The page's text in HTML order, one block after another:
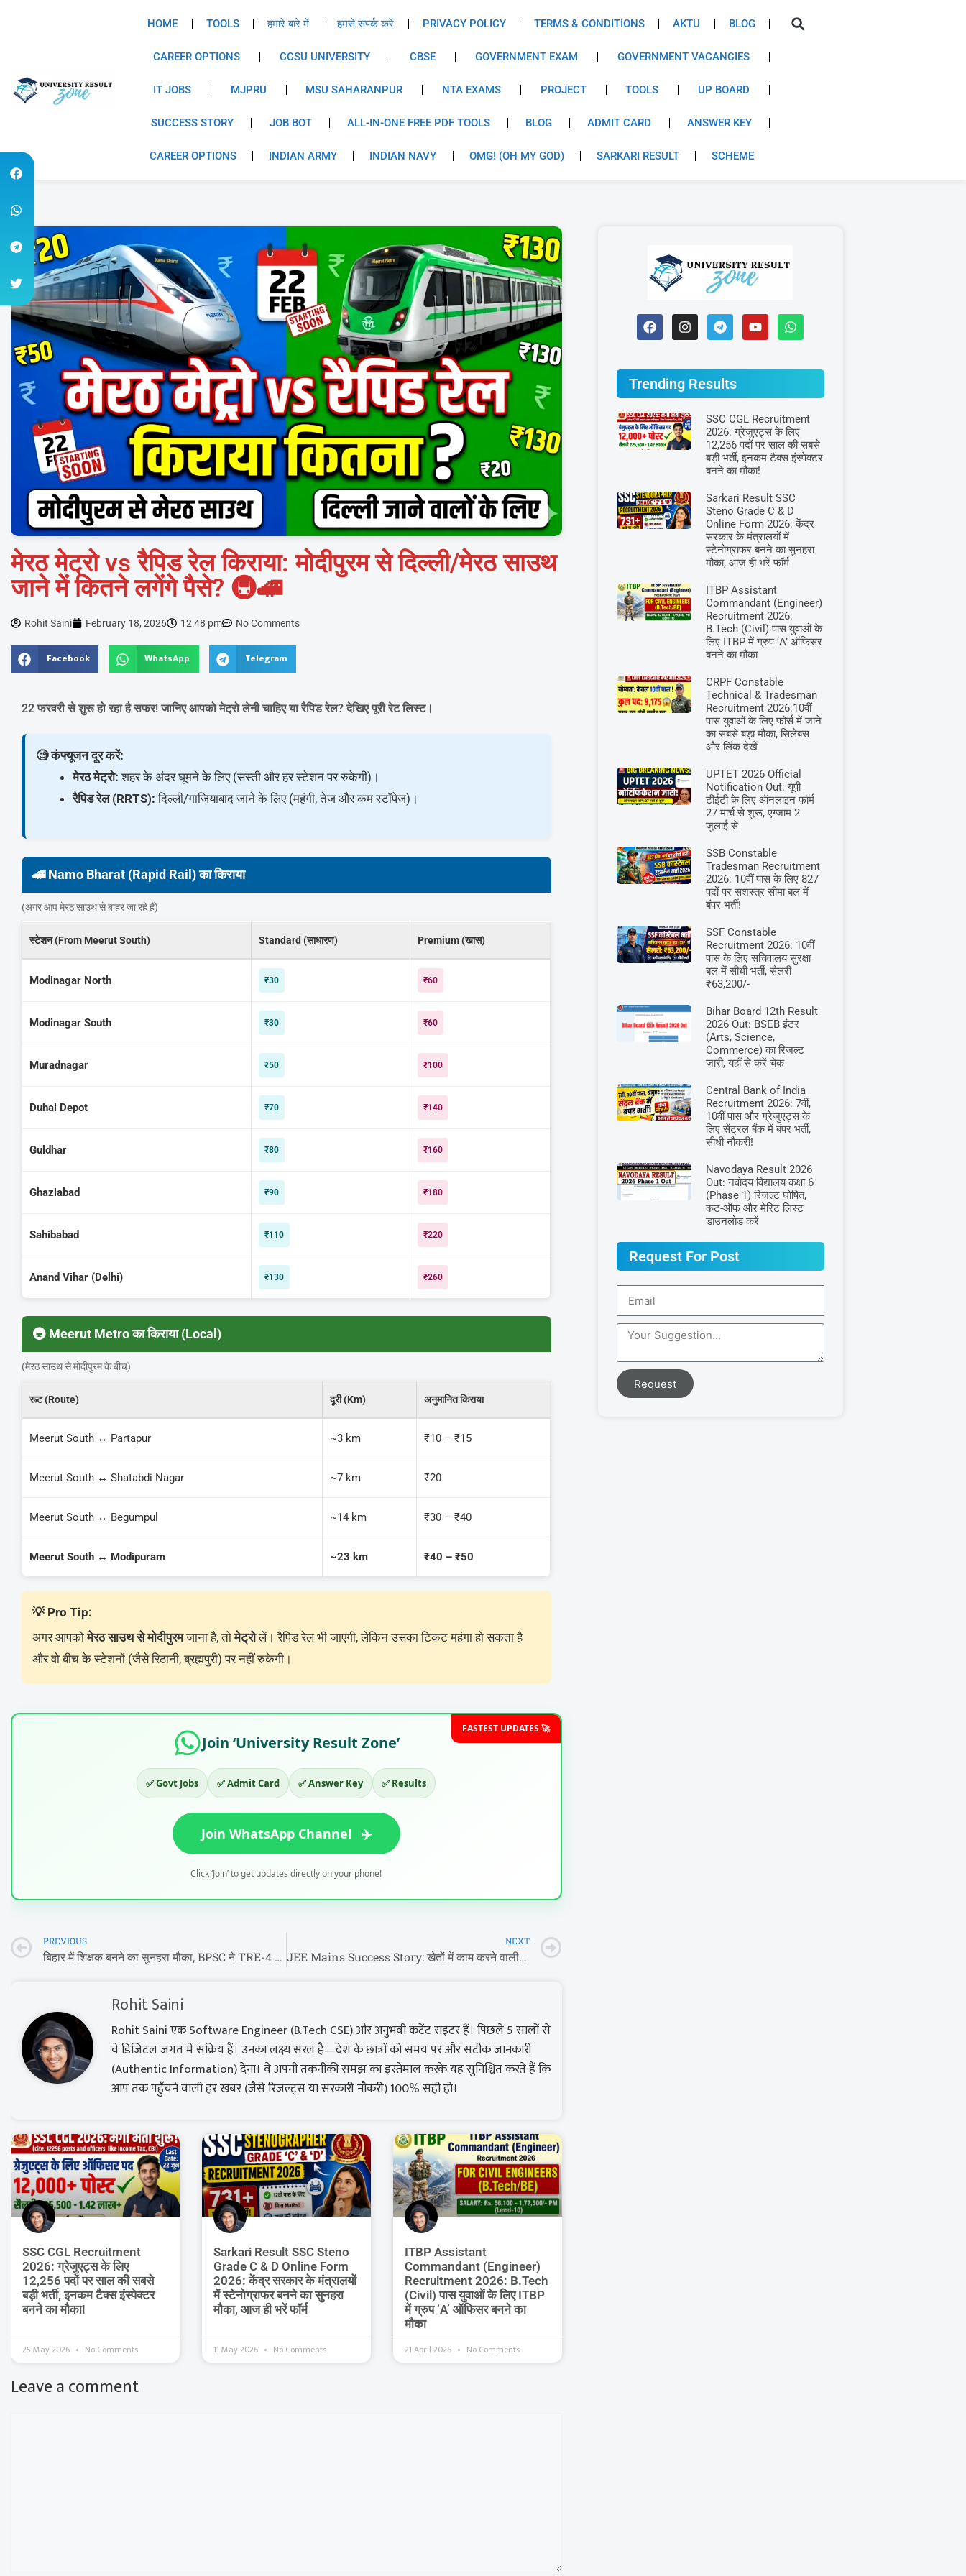
HOME TOOLS हमारे बारे में हमसे संपर्क करें PRIVACY POLICY TERMS & CONDITIONS AKTU BLOG
CAREER OPTIONS CCSU UNIVERSITY CBSE GOVERNMENT EXAM GOVERNMENT VACANCIES
IT JOBS MJPRU MSU SAHARANPUR NTA EXAMS PROJECT TOOLS UP BOARD
SUCCESS STORY JOB BOT ALL-IN-ONE FREE PDF TOOLS BLOG ADMIT CARD ANSWER KEY
CAREER OPTIONS INDIAN ARMY INDIAN NAVY OMG! (OH MY GOD) SARKARI RESULT SCHEME
मेरठ मेट्रो vs रैपिड रेल किराया: मोदीपुरम से दिल्ली/मेरठ साउथ
जाने में कितने लगेंगे पैसे? 🚇🚄
Rohit Saini February 18, 2026 12:48 pm No Comments
Facebook WhatsApp Telegram
22 फरवरी से शुरू हो रहा है सफर! जानिए आपको मेट्रो लेनी चाहिए या रैपिड रेल? देखिए पूरी रेट लिस्ट।
🧐 कंफ्यूजन दूर करें:
मेरठ मेट्रो: शहर के अंदर घूमने के लिए (सस्ती और हर स्टेशन पर रुकेगी)।
रैपिड रेल (RRTS): दिल्ली/गाजियाबाद जाने के लिए (महंगी, तेज और कम स्टॉपेज)।
🚄 Namo Bharat (Rapid Rail) का किराया
(अगर आप मेरठ साउथ से बाहर जा रहे हैं)
स्टेशन (From Meerut South) Standard (साधारण) Premium (खास)
Modinagar North ₹30 ₹60
Modinagar South ₹30 ₹60
Muradnagar ₹50 ₹100
Duhai Depot ₹70 ₹140
Guldhar ₹80 ₹160
Ghaziabad ₹90 ₹180
Sahibabad ₹110 ₹220
Anand Vihar (Delhi) ₹130 ₹260
🚇 Meerut Metro का किराया (Local)
(मेरठ साउथ से मोदीपुरम के बीच)
रूट (Route) दूरी (Km) अनुमानित किराया
Meerut South ↔ Partapur ~3 km ₹10 – ₹15
Meerut South ↔ Shatabdi Nagar ~7 km ₹20
Meerut South ↔ Begumpul ~14 km ₹30 – ₹40
Meerut South ↔ Modipuram ~23 km ₹40 – ₹50
💡 Pro Tip:
अगर आपकोमेरठ साउथ से मोदीपुरमजाना है, तोमेट्रोलें। रैपिड रेल भी जाएगी, लेकिन उसका टिकट महंगा हो सकता है
और वो बीच के स्टेशनों (जैसे रिठानी, ब्रह्मपुरी) पर नहीं रुकेगी।
FASTEST UPDATES 🚀
Join ‘University Result Zone’
✅ Govt Jobs ✅ Admit Card ✅ Answer Key ✅ Results
Join WhatsApp Channel ✈️
Click ‘Join’ to get updates directly on your phone!
PREVIOUS
बिहार में शिक्षक बनने का सुनहरा मौका, BPSC ने TRE-4 परीक्षा का शेड्यूल किया जारी
NEXT
JEE Mains Success Story: खेतों में काम करने वाली रोहिणी अब बनेंगी इंजीनियर, NIT में मिला दाखिला
Rohit Saini
Rohit Saini एक Software Engineer (B.Tech CSE) और अनुभवी कंटेंट राइटर हैं। पिछले 5 सालों से
वे डिजिटल जगत में सक्रिय हैं। उनका लक्ष्य सरल है—देश के छात्रों को समय पर और सटीक जानकारी
(Authentic Information) देना। वे अपनी तकनीकी समझ का इस्तेमाल करके यह सुनिश्चित करते हैं कि
आप तक पहुँचने वाली हर खबर (जैसे रिजल्ट्स या सरकारी नौकरी) 100% सही हो।
SSC CGL Recruitment
2026: ग्रेजुएट्स के लिए
12,256 पदों पर साल की सबसे
बड़ी भर्ती, इनकम टैक्स इंस्पेक्टर
बनने का मौका!
25 May 2026 No Comments
Sarkari Result SSC Steno
Grade C & D Online Form
2026: केंद्र सरकार के मंत्रालयों
में स्टेनोग्राफर बनने का सुनहरा
मौका, आज ही भरें फॉर्म
11 May 2026 No Comments
ITBP Assistant
Commandant (Engineer)
Recruitment 2026: B.Tech
(Civil) पास युवाओं के लिए ITBP
में ग्रुप ‘A’ ऑफिसर बनने का
मौका
21 April 2026
No Comments
Leave a comment
Trending Results
SSC CGL Recruitment
2026: ग्रेजुएट्स के लिए
12,256 पदों पर साल की सबसे
बड़ी भर्ती, इनकम टैक्स इंस्पेक्टर
बनने का मौका!
Sarkari Result SSC
Steno Grade C & D
Online Form 2026: केंद्र
सरकार के मंत्रालयों में
स्टेनोग्राफर बनने का सुनहरा
मौका, आज ही भरें फॉर्म
ITBP Assistant
Commandant (Engineer)
Recruitment 2026:
B.Tech (Civil) पास युवाओं के
लिए ITBP में ग्रुप ‘A’ ऑफिसर
बनने का मौका
CRPF Constable
Technical & Tradesman
Recruitment 2026:10वीं
पास युवाओं के लिए फोर्स में जाने
का सबसे बड़ा मौका, सिलेबस
और लिंक देखें
UPTET 2026 Official
Notification Out: यूपी
टीईटी के लिए ऑनलाइन फॉर्म
27 मार्च से शुरू, एग्जाम 2
जुलाई से
SSB Constable
Tradesman Recruitment
2026: 10वीं पास के लिए 827
पदों पर सशस्त्र सीमा बल में
बंपर भर्ती!
SSF Constable
Recruitment 2026: 10वीं
पास के लिए सचिवालय सुरक्षा
बल में सीधी भर्ती, सैलरी
₹63,200/-
Bihar Board 12th Result
2026 Out: BSEB इंटर
(Arts, Science,
Commerce) का रिजल्ट
जारी, यहाँ से करें चेक
Central Bank of India
Recruitment 2026: 7वीं,
10वीं पास और ग्रेजुएट्स के
लिए सेंट्रल बैंक में बंपर भर्ती,
सीधी नौकरी!
Navodaya Result 2026
Out: नवोदय विद्यालय कक्षा 6
(Phase 1) रिजल्ट घोषित,
कट-ऑफ और मेरिट लिस्ट
डाउनलोड करें
Request For Post
Request